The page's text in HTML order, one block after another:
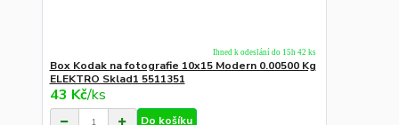
Box Kodak na fotografie 10x15 Modern 0.00500 Kg
ELEKTRO Sklad1 5511351
43 Kč/ks
Ihned k odeslání do 15h 42 ks
Do košíku